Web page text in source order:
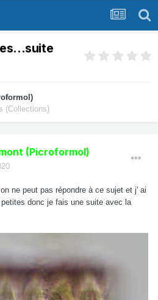
(Collections)
(Picroformol)
ne peut pas répondre à ce sujet et j' ai
donc je fais une suite avec la